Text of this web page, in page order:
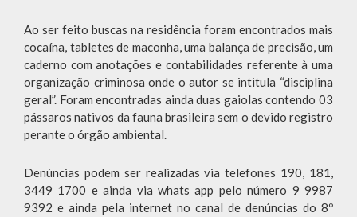
Ao ser feito buscas na residência foram encontrados mais
cocaína, tabletes de maconha, uma balança de precisão, um
caderno com anotações e contabilidades referente à uma
organização criminosa onde o autor se intitula “disciplina
geral”. Foram encontradas ainda duas gaiolas contendo 03
pássaros nativos da fauna brasileira sem o devido registro
perante o órgão ambiental.
Denúncias podem ser realizadas via telefones 190, 181,
3449 1700 e ainda via whats app pelo número 9 9987
9392 e ainda pela internet no canal de denúncias do 8º